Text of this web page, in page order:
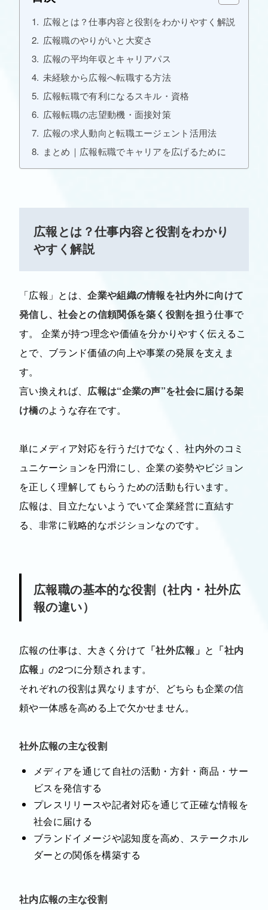
広報とは？仕事内容と役割をわかりやすく解説
広報職のやりがいと大変さ
広報の平均年収とキャリアパス
未経験から広報へ転職する方法
広報転職で有利になるスキル・資格
広報転職の志望動機・面接対策
広報の求人動向と転職エージェント活用法
まとめ｜広報転職でキャリアを広げるために
広報とは？仕事内容と役割をわかり
やすく解説
「広報」とは、企業や組織の情報を社内外に向けて
発信し、社会との信頼関係を築く役割を担う仕事で
す。
企業が持つ理念や価値を分かりやすく伝えるこ
とで、ブランド価値の向上や事業の発展を支えま
す。
言い換えれば、 広報は“企業の声”を社会に届ける架
け橋のような存在です。
単にメディア対応を行うだけでなく、社内外のコミ
ュニケーションを円滑にし、企業の姿勢やビジョン
を正しく理解してもらうための活動も行います。
広報は、目立たないようでいて企業経営に直結す
る、非常に戦略的なポジションなのです。
広報職の基本的な役割（社内・社外広
報の違い）
広報の仕事は、大きく分けて 「社外広報」 と 「社内
広報」 の2つに分類されます。
それぞれの役割は異なりますが、どちらも企業の信
頼や一体感を高める上で欠かせません。
社外広報の主な役割
メディアを通じて自社の活動・方針・商品・サー
ビスを発信する
プレスリリースや記者対応を通じて正確な情報を
社会に届ける
ブランドイメージや認知度を高め、ステークホル
ダーとの関係を構築する
社内広報の主な役割